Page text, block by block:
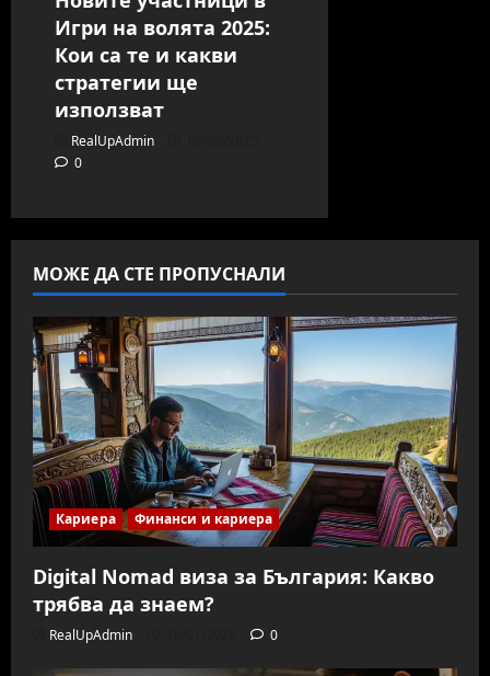
Игри на волята 2025:
Кои са те и какви
стратегии ще
използват
RealUpAdmin
0
МОЖЕ ДА СТЕ ПРОПУСНАЛИ
Кариера Финанси и кариера
Digital Nomad виза за България: Какво
трябва да знаем?
RealUpAdmin 0